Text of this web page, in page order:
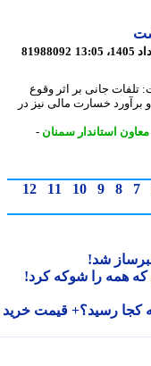
81988092
جانی بر اثر وقوع
خسارت مالی نیز در
استاندار سمنان-
8
9
10
11
12
را شوکه کرد!